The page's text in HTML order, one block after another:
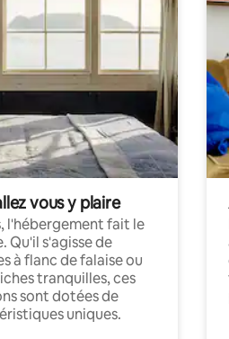
vous y plaire
l'hébergement fait le
Qu'il s'agisse de
à flanc de falaise ou
tranquilles, ces
sont dotées de
uniques.